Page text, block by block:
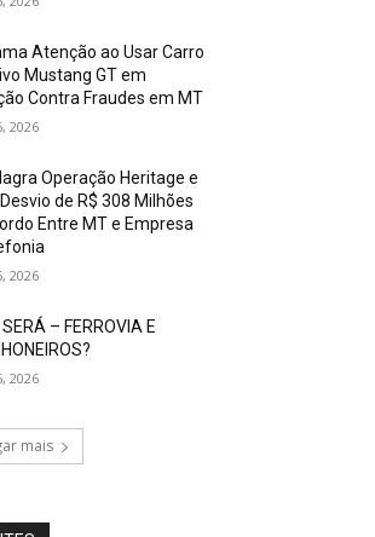
Atenção ao Usar Carro
Mustang GT em
Contra Fraudes em MT
2026
Operação Heritage e
de R$ 308 Milhões
Entre MT e Empresa
2026
– FERROVIA E
2026
mais